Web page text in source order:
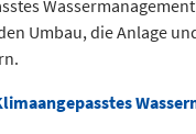
Umbau, die Anlage